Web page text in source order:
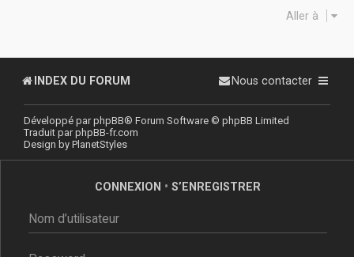
Aller à
INDEX DU FORUM Nous contacter
Développé parphpBB® Forum Software © phpBB Limited
Traduit parphpBB-fr.com
Design by PlanetStyles
CONNEXION • S’ENREGISTRER